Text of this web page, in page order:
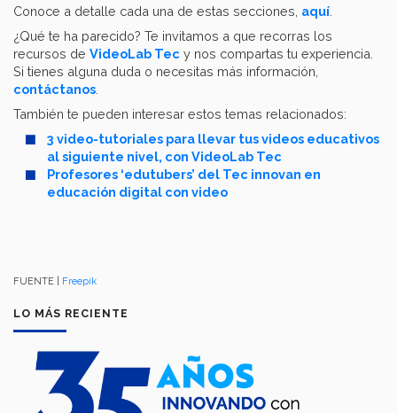
Conoce a detalle cada una de estas secciones, aquí
¿Qué te ha parecido? Te invitamos a que recorras los
recursos de VideoLab Tec y nos compartas tu experiencia.
Si tienes alguna duda o necesitas más información,
contáctanos
También te pueden interesar estos temas relacionados:
3 video-tutoriales para llevar tus videos educativos
al siguiente nivel, con VideoLab Tec
Profesores ‘edutubers’ del Tec innovan en
educación digital con video
FUENTE | Freepik
LO MÁS RECIENTE